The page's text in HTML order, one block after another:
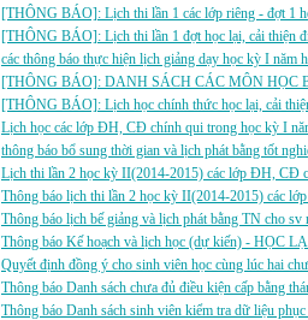
[THÔNG BÁO]: Lịch thi lần 1 các lớp riêng - đợt 1
[THÔNG BÁO]: Lịch thi lần 1 đợt học lại, cải thiện
các thông báo thực hiện lịch giảng dạy học kỳ I năm
[THÔNG BÁO]: DANH SÁCH CÁC MÔN
[THÔNG BÁO]: Lịch học chính thức học lại, cải
Lịch học các lớp ĐH, CĐ chính qui trong học kỳ I
thông báo bổ sung thời gian và lịch phát bằng tốt
Lịch thi lần 2 học kỳ II(2014-2015) các lớp ĐH, CĐ
Thông báo lịch thi lần 2 học kỳ II(2014-2015) các
Thông báo lịch bế giảng và lịch phát bằng TN cho sv
Thông báo Kế hoạch và lịch học (dự kiến) - HỌC
Quyết định đồng ý cho sinh viên học cùng lúc hai
Thông báo Danh sách chưa đủ điều kiện cấp bằng
Thông báo Danh sách sinh viên kiểm tra dữ liệu